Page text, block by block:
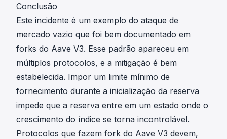
Conclusão
Este incidente é um exemplo do ataque de
mercado vazio que foi bem documentado em
forks do Aave V3. Esse padrão apareceu em
múltiplos protocolos, e a mitigação é bem
estabelecida. Impor um limite mínimo de
fornecimento durante a inicialização da reserva
impede que a reserva entre em um estado onde o
crescimento do índice se torna incontrolável.
Protocolos que fazem fork do Aave V3 devem,